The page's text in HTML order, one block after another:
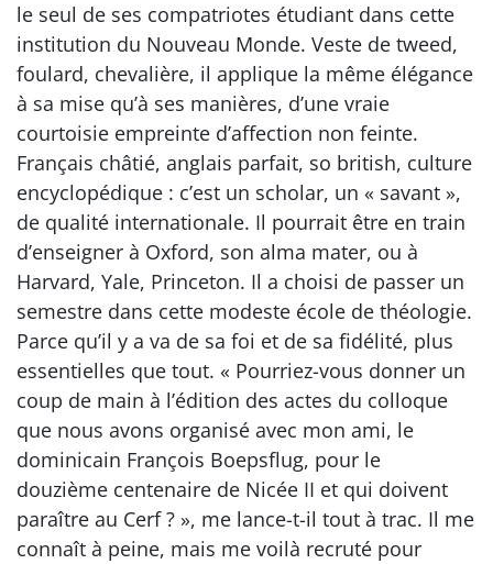
le seul de ses compatriotes étudiant dans cette
institution du Nouveau Monde. Veste de tweed,
foulard, chevalière, il applique la même élégance
à sa mise qu’à ses manières, d’une vraie
courtoisie empreinte d’affection non feinte.
Français châtié, anglais parfait, so british, culture
encyclopédique : c’est un scholar, un « savant »,
de qualité internationale. Il pourrait être en train
d’enseigner à Oxford, son alma mater, ou à
Harvard, Yale, Princeton. Il a choisi de passer un
semestre dans cette modeste école de théologie.
Parce qu’il y a va de sa foi et de sa fidélité, plus
essentielles que tout. « Pourriez-vous donner un
coup de main à l’édition des actes du colloque
que nous avons organisé avec mon ami, le
dominicain François Boepsflug, pour le
douzième centenaire de Nicée II et qui doivent
paraître au Cerf ? », me lance-t-il tout à trac. Il me
connaît à peine, mais me voilà recruté pour